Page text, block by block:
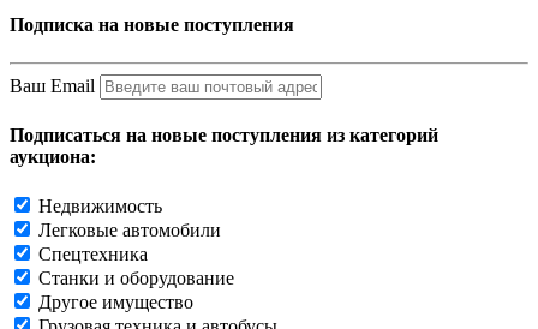
Подписка на новые поступления
Ваш Email
Подписаться на новые поступления из категорий
аукциона:
Недвижимость
Легковые автомобили
Спецтехника
Станки и оборудование
Другое имущество